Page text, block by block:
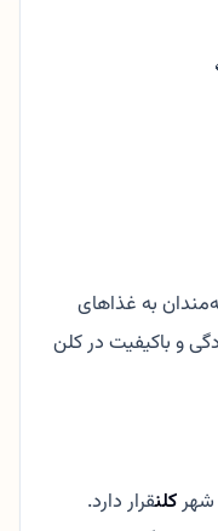
به غذاهای
و باکیفیت در کلن
شهرکلنقرار دارد.